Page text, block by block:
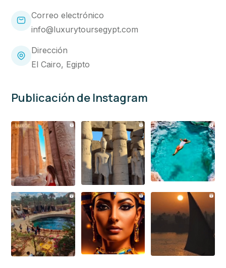
Correo electrónico
info@luxurytoursegypt.com
Dirección
El Cairo, Egipto
Publicación de Instagram